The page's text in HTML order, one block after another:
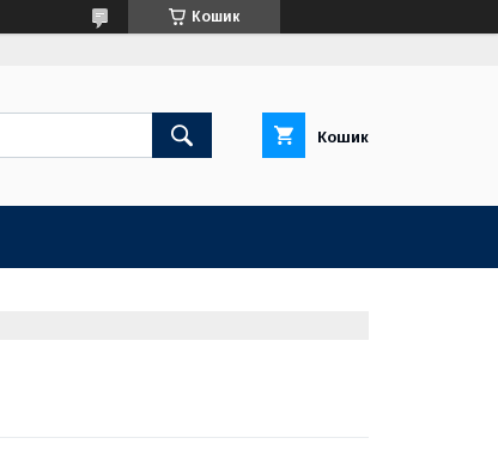
Кошик
Кошик